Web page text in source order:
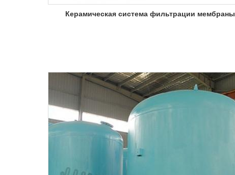
Керамическая система фильтрации мембраны